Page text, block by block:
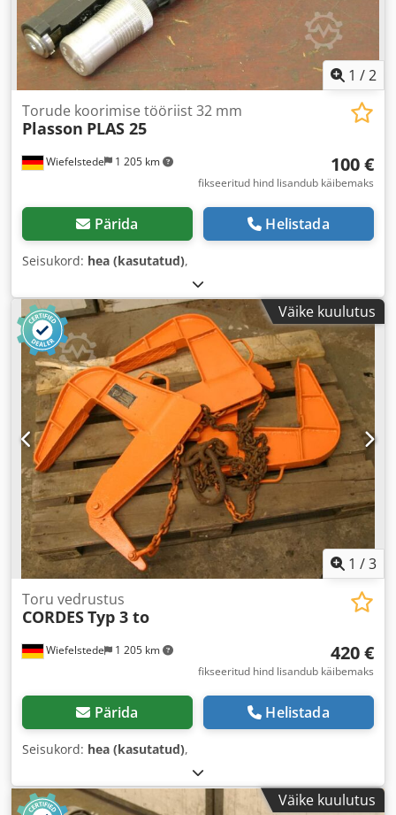
1 /2
Wiefelstede 1 205 km
Torude koorimise tööriist 32 mm
Plasson PLAS 25
100 €
fikseeritud hind lisandub käibemaks
Pärida Helistada
Seisukord: hea (kasutatud),
Väike kuulutus
1 /3
Wiefelstede 1 205 km
Toru vedrustus
CORDESTyp 3 to
420 €
fikseeritud hind lisandub käibemaks
Pärida Helistada
Seisukord: hea (kasutatud),
Väike kuulutus